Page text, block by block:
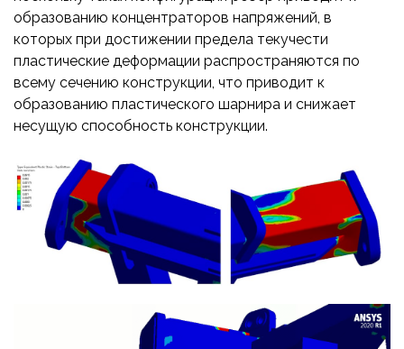
образованию концентраторов напряжений, в
которых при достижении предела текучести
пластические деформации распространяются по
всему сечению конструкции, что приводит к
образованию пластического шарнира и снижает
несущую способность конструкции.